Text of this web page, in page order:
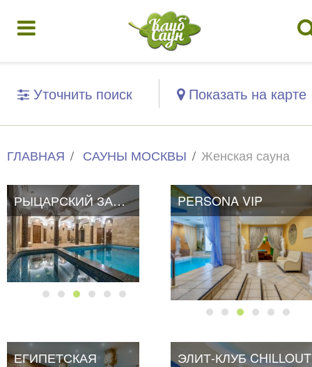
Уточнить поиск Показать на карте
ГЛАВНАЯ САУНЫ МОСКВЫ Женская сауна
РЫЦАРСКИЙ ЗАМОК PERSONA VIP
ЕГИПЕТСКАЯ ЭЛИТ-КЛУБ CHILLOUT